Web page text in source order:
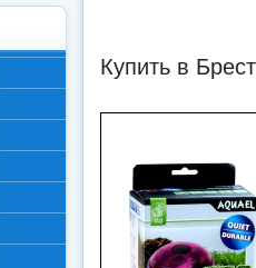
Купить в